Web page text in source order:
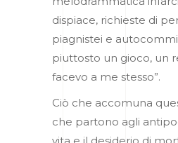
dispiace, richieste di
piagnistei e
piuttosto un gioco, un
facevo a me stesso”.
Ciò che accomuna
che partono agli